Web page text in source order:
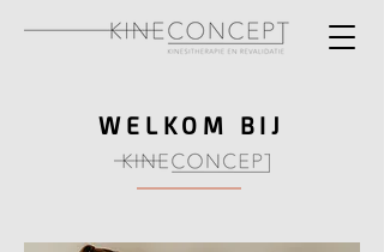
WELKOM BIJ